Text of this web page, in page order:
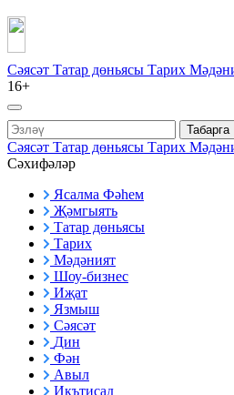
Сәясәт Татар дөньясы Тарих
16+
Табарга
Сәясәт Татар дөньясы Тарих
Сәхифәләр
Ясалма Фәһем
Җәмгыять
Татар дөньясы
Тарих
Мәдәният
Шоу-бизнес
Иҗат
Язмыш
Сәясәт
Дин
Фән
Авыл
Икътисад